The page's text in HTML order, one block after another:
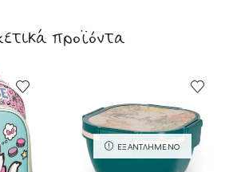
προϊόντα
ΕΞΑΝΤΛΗΜΈΝΟ